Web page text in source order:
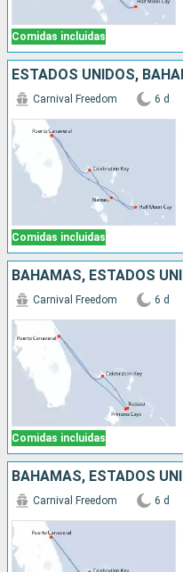
Comidas incluidas
ESTADOS UNIDOS,
Comidas incluidas
Carnival Freedom 6 d
BAHAMAS, ESTADOS
Comidas incluidas
Carnival Freedom 6 d
BAHAMAS, ESTADOS
Carnival Freedom 6 d